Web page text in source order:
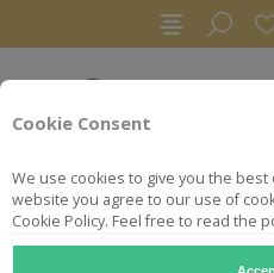
Cookie Consent
We use cookies to give you the
website you agree to our use of
Cookie Policy. Feel free to read the